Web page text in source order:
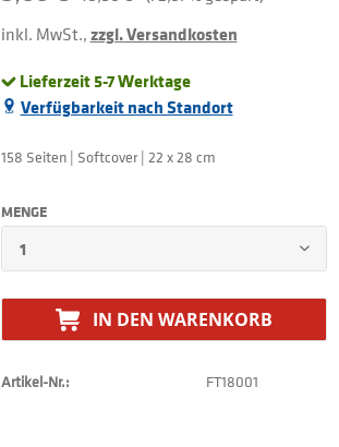
inkl. MwSt.,zzgl. Versandkosten
Lieferzeit 5-7 Werktage
Verfügbarkeit nach Standort
158 Seiten | Softcover | 22 x 28 cm
MENGE
IN DEN WARENKORB
Artikel-Nr.: FT18001